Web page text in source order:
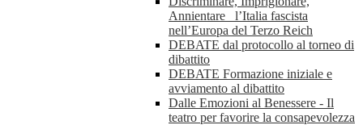
Annientare_ l’Italia fascista
nell’Europa del Terzo Reich
DEBATE dal protocollo al torneo di
dibattito
DEBATE Formazione iniziale e
avviamento al dibattito
Dalle Emozioni al Benessere - Il
teatro per favorire la consapevolezza